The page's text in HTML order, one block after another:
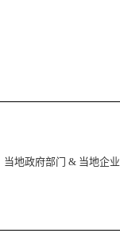
当地政府部门 & 当地企业